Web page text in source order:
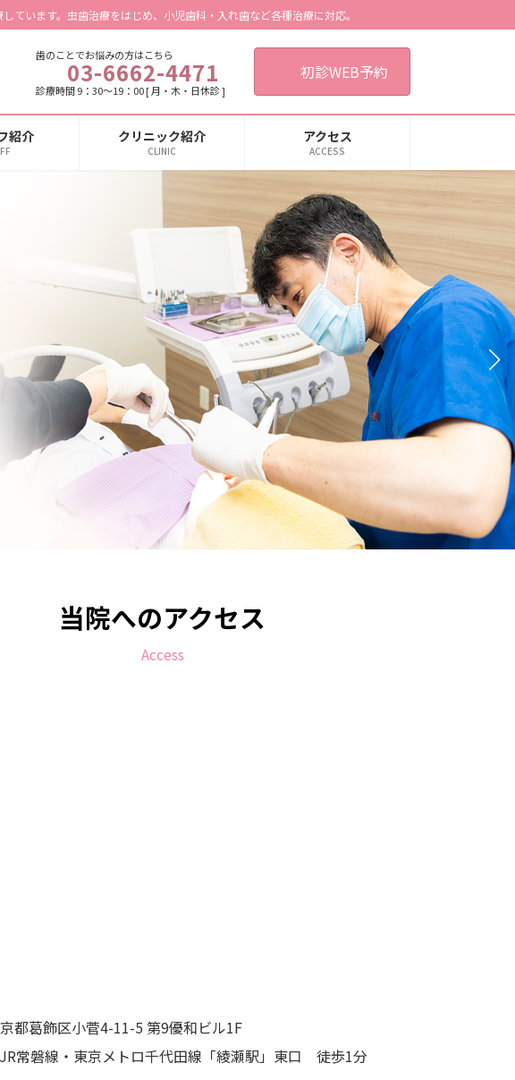
います。虫歯治療をはじめ、小児歯科・入れ歯など各種治療に対応。
歯のことでお悩みの方はこちら
03-6662-4471
診療時間 9：30～19：00 [ 月・木・日休診 ]
初診WEB予約
紹介 クリニック紹介
CLINIC
アクセス
ACCESS
当院へのアクセス
Access
京都葛飾区小菅4-11-5 第9優和ビル1F
JR常磐線・東京メトロ千代田線「綾瀬駅」東口 徒歩1分